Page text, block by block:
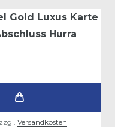
Gold Luxus Karte
Hurra
zzgl. Versandkosten